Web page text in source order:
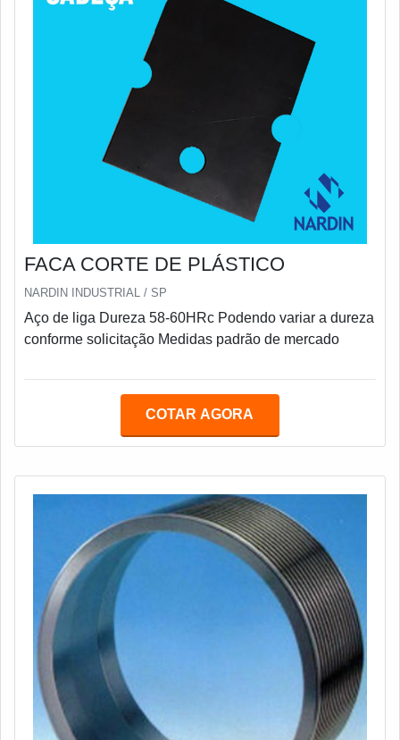
FACA CORTE DE PLÁSTICO
NARDIN INDUSTRIAL / SP
Aço de liga Dureza 58-60HRc Podendo variar a dureza
conforme solicitação Medidas padrão de mercado
COTAR AGORA